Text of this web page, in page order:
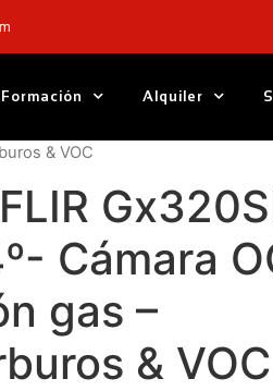
Formación Alquiler
& VOC
Cámara
gas –
& VOC